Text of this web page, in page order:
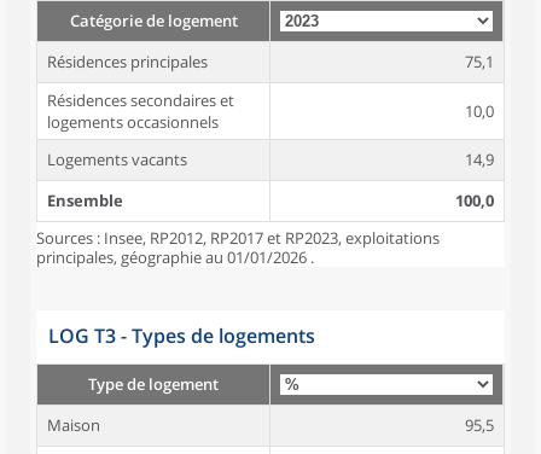
Catégorie de logement
Résidences principales
75,1
Résidences secondaires et
logements occasionnels
10,0
Logements vacants
14,9
Ensemble
100,0
Sources : Insee, RP2012, RP2017 et RP2023, exploitations
principales, géographie au 01/01/2026 .
LOG T3 - Types de logements
Type de logement
Maison
95,5